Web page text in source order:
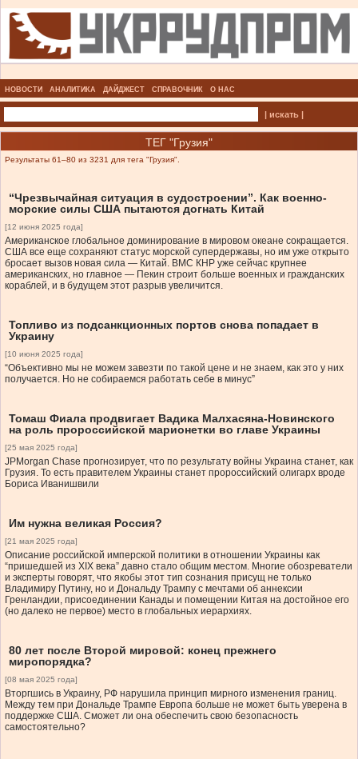
НОВОСТИ АНАЛИТИКА ДАЙДЖЕСТ СПРАВОЧНИК О НАС
| искать |
ТЕГ "Грузия"
Результаты 61–80 из 3231 для тега "Грузия".
“Чрезвычайная ситуация в судостроении”. Как военно-
морские силы США пытаются догнать Китай
[12 июня 2025 года]
Американское глобальное доминирование в мировом океане сокращается.
США все еще сохраняют статус морской супердержавы, но им уже открыто
бросает вызов новая сила — Китай. ВМС КНР уже сейчас крупнее
американских, но главное — Пекин строит больше военных и гражданских
кораблей, и в будущем этот разрыв увеличится.
Топливо из подсанкционных портов снова попадает в
Украину
[10 июня 2025 года]
“Объективно мы не можем завезти по такой цене и не знаем, как это у них
получается. Но не собираемся работать себе в минус”
Томаш Фиала продвигает Вадика Малхасяна-Новинского
на роль пророссийской марионетки во главе Украины
[25 мая 2025 года]
JPMorgan Chase прогнозирует, что по результату войны Украина станет, как
Грузия. То есть правителем Украины станет пророссийский олигарх вроде
Бориса Иванишвили
Им нужна великая Россия?
[21 мая 2025 года]
Описание российской имперской политики в отношении Украины как
“пришедшей из XIX века” давно стало общим местом. Многие обозреватели
и эксперты говорят, что якобы этот тип сознания присущ не только
Владимиру Путину, но и Дональду Трампу с мечтами об аннексии
Гренландии, присоединении Канады и помещении Китая на достойное его
(но далеко не первое) место в глобальных иерархиях.
80 лет после Второй мировой: конец прежнего
миропорядка?
[08 мая 2025 года]
Вторгшись в Украину, РФ нарушила принцип мирного изменения границ.
Между тем при Дональде Трампе Европа больше не может быть уверена в
поддержке США. Сможет ли она обеспечить свою безопасность
самостоятельно?